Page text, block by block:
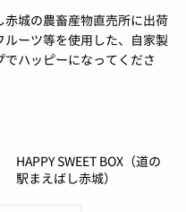
赤城の農畜産物直売所に出荷
ルーツ等を使用した、自家製
でハッピーになってくださ
HAPPY SWEET BOX（道の
駅まえばし赤城）